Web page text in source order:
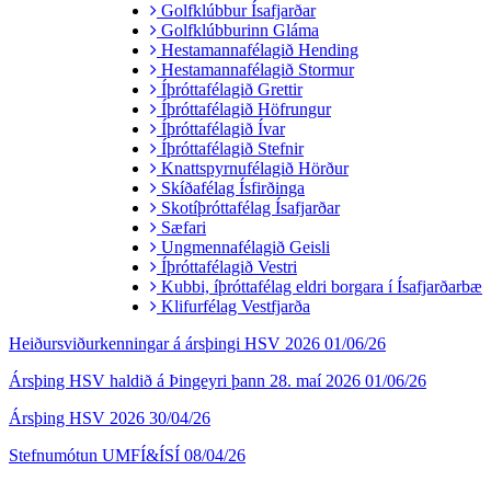
Golfklúbbur Ísafjarðar
Golfklúbburinn Gláma
Hestamannafélagið Hending
Hestamannafélagið Stormur
Íþróttafélagið Grettir
Íþróttafélagið Höfrungur
Íþróttafélagið Ívar
Íþróttafélagið Stefnir
Knattspyrnufélagið Hörður
Skíðafélag Ísfirðinga
Skotíþróttafélag Ísafjarðar
Sæfari
Ungmennafélagið Geisli
Íþróttafélagið Vestri
Kubbi, íþróttafélag eldri borgara í Ísafjarðarbæ
Klifurfélag Vestfjarða
Heiðursviðurkenningar á ársþingi HSV 2026 01/06/26
Ársþing HSV haldið á Þingeyri þann 28. maí 2026 01/06/26
Ársþing HSV 2026 30/04/26
Stefnumótun UMFÍ&ÍSÍ 08/04/26